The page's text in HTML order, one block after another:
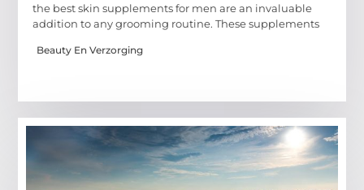
the best skin supplements for men are an invaluable
addition to any grooming routine. These supplements
Beauty En Verzorging